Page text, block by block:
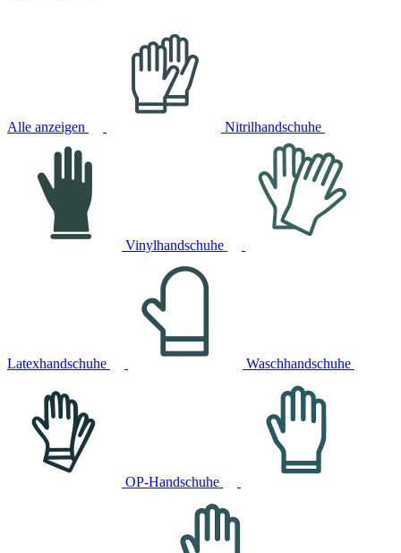
Alle anzeigen Nitrilhandschuhe
Vinylhandschuhe
Latexhandschuhe Waschhandschuhe
OP-Handschuhe